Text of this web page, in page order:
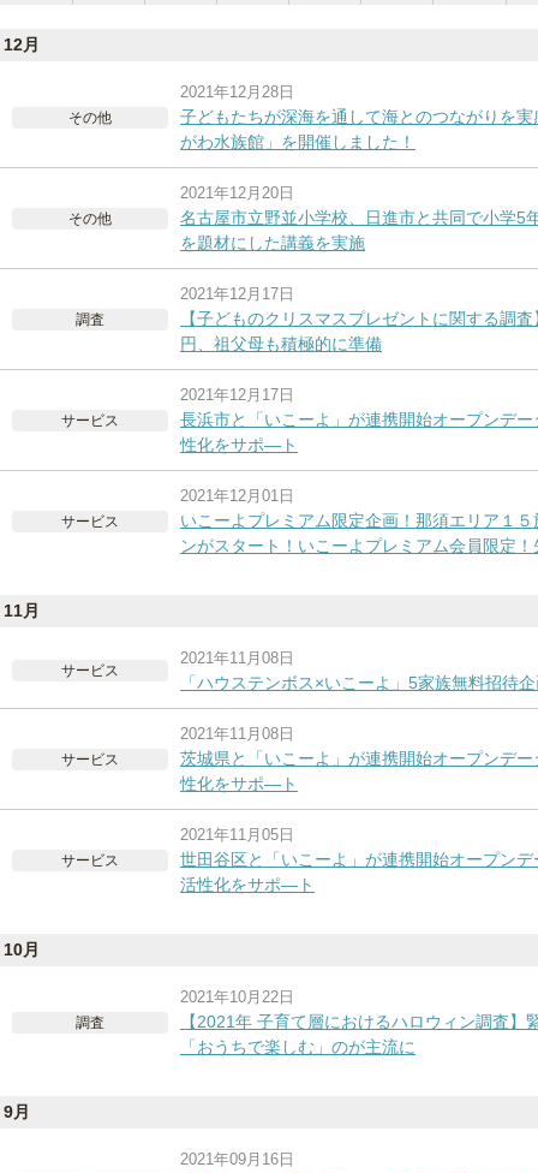
12月
その他
2021年12月28日
子どもたちが深海を通して海とのつながりを
がわ水族館」を開催しました！
その他
2021年12月20日
名古屋市立野並小学校、日進市と共同で小学5
を題材にした講義を実施
調査
2021年12月17日
【子どものクリスマスプレゼントに関する調
円、祖父母も積極的に準備
サービス
2021年12月17日
長浜市と「いこーよ」が連携開始オープンデ
性化をサポ―ト
サービス
2021年12月01日
いこーよプレミアム限定企画！那須エリア１
ンがスタート！いこーよプレミアム会員限定
11月
サービス
2021年11月08日
「ハウステンボス×いこーよ」5家族無料招待
サービス
2021年11月08日
茨城県と「いこーよ」が連携開始オープンデ
性化をサポ―ト
サービス
2021年11月05日
世田谷区と「いこーよ」が連携開始オープン
活性化をサポ―ト
10月
調査
2021年10月22日
【2021年 子育て層におけるハロウィン調査
「おうちで楽しむ」のが主流に
9月
2021年09月16日